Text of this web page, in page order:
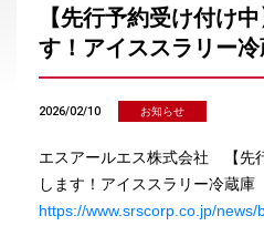
【先行予約受け付け
す！アイススラリー
2026/02/10 お知らせ
エスアールエス株式会社 【先
します！アイススラリー冷蔵庫
https://www.srscorp.co.jp/